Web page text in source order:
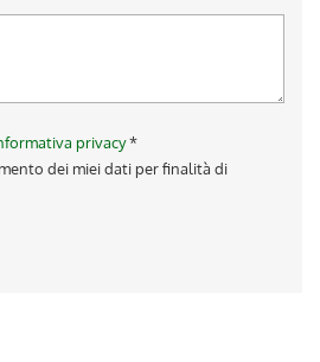
privacy*
dei miei dati per finalità di